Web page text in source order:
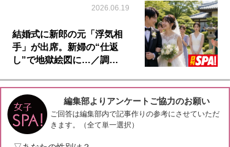
2026.06.19
結婚式に新郎の元「浮気相
手」が出席。新婦の“仕返
し”で地獄絵図に…／調…